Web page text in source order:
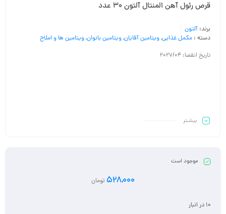
قرص رئول آهن المنتال آلتون 30 عدد
برند: آلتون
دسته : مکمل غذایی,ویتامین آقایان,ویتامین بانوان,ویتامین ها و املاح
تاریخ انقضا: 2027/04
بیشـتر
موجود است
528,000 تومان
10 در انبار